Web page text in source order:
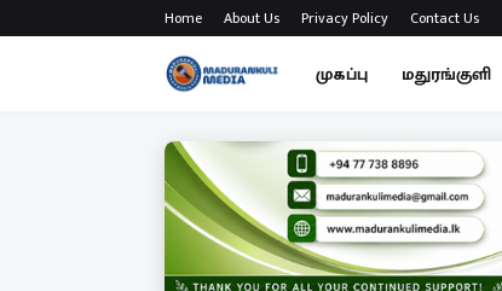
Home About Us Privacy Policy Contact Us
முகப்பு மதுரங்குளி